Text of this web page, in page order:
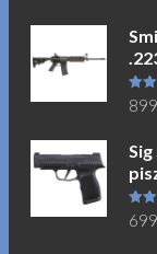
5.00
5.00